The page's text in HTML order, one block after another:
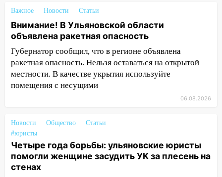
19:14
Житель Ульяновской области
подвез троих незнакомцев на трассе и
заработал уголовное дело
18:14 Прогноз погоды на 6 августа в
Ульяновской области
18:00 Мотофристайл, рок и силовой
17:30
Где есть бензин в Ульяновске 5
августа после рабочего дня: список АЗС
17:05 «Обыск» по видеосвязи: в
Ульяновске задержали 19-летнюю
Важное Новости Статьи
Внимание! В Ульяновской области
объявлена ракетная опасность
Губернатор сообщил, что в регионе объявлена
ракетная опасность. Нельзя оставаться на открытой
местности. В качестве укрытия используйте
помещения с несущими
06.08.2026
Новости Общество
Статьи
#юристы
Четыре года борьбы: ульяновские юристы
помогли женщине засудить УК за плесень на
стенах